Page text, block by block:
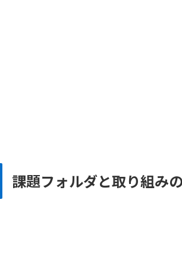
課題フォルダと取り組み